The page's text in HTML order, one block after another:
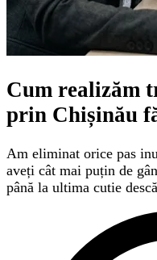
Cum realizăm
prin Chișinău
Am eliminat orice pas
aveți cât mai puțin de
până la ultima cutie